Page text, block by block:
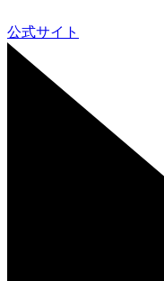
公式サイト